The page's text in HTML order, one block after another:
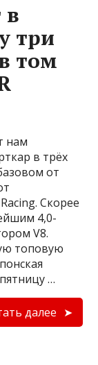
в
три
том
нам
в трёх
от
Скорее
4,0-
V8.
топовую
…
далее